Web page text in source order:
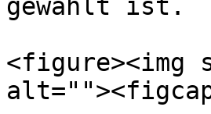
gewählt ist.
<figure><img